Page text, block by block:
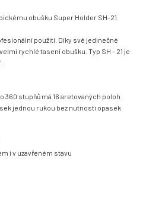
obušku Super Holder SH-21
použití. Díky své jedinečné
rychlé tasení obušku. Typ SH - 21 je
360 stupňů má 16 aretovaných poloh
jednou rukou bez nutnosti opasek
i v uzavřeném stavu